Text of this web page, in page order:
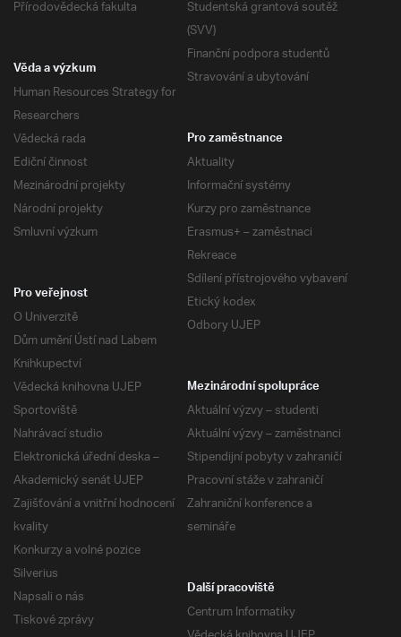
Přírodovědecká fakulta
Studentská grantová soutěž
(SVV)
Finanční podpora studentů
Stravování a ubytování
Věda a výzkum
Human Resources Strategy for
Researchers
Vědecká rada
Ediční činnost
Mezinárodní projekty
Národní projekty
Smluvní výzkum
Pro zaměstnance
Aktuality
Informační systémy
Kurzy pro zaměstnance
Erasmus+ – zaměstnaci
Rekreace
Sdílení přístrojového vybavení
Etický kodex
Odbory UJEP
Pro veřejnost
O Univerzitě
Dům umění Ústí nad Labem
Knihkupectví
Vědecká knihovna UJEP
Sportoviště
Nahrávací studio
Elektronická úřední deska –
Akademický senát UJEP
Zajišťování a vnitřní hodnocení
kvality
Konkurzy a volné pozice
Silverius
Napsali o nás
Tiskové zprávy
Mezinárodní spolupráce
Aktuální výzvy – studenti
Aktuální výzvy – zaměstnanci
Stipendijní pobyty v zahraničí
Pracovní stáže v zahraničí
Zahraniční konference a
semináře
Další pracoviště
Centrum Informatiky